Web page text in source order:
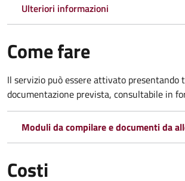
Ulteriori informazioni
Come fare
Il servizio può essere attivato presentando
documentazione prevista, consultabile in
Moduli da compilare e documenti da
Costi